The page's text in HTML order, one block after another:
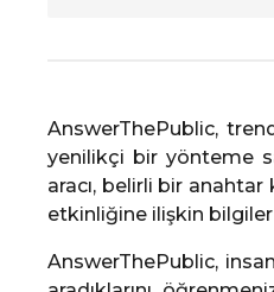
AnswerThePublic,
yenilikçi bir yönteme
aracı, belirli bir
etkinliğine ilişkin
AnswerThePublic,